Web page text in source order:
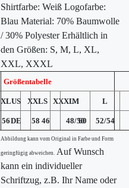
XL XXL XXXL
56 58 60
Shirtfarbe: Weiß Logofarbe:
Blau Material: 70% Baumwolle
/ 30% Polyester Erhältlich in
den Größen: S, M, L, XL,
XXL, XXXL
Größentabelle
US S M L
DE 46 48/50 52/54
Abbildung kann vom Original in Farbe und Form
geringfügig abweichen.
Auf Wunsch
kann ein individueller
Schriftzug, z.B. Ihr Name oder